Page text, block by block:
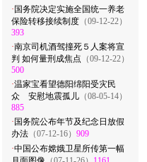
· 国务院决定实施全国统一养老
保险转移接续制度 （09-12-22）
393
·南京司机酒驾撞死５人案将宣
判 如何量刑成焦点 （09-12-22）
500
·温家宝看望德阳绵阳受灾民
众 安慰地震孤儿 （08-05-14）
885
· 国务院公布年节及纪念日放假
办法 （07-12-16） 909
·中国公布嫦娥卫星所传第一幅